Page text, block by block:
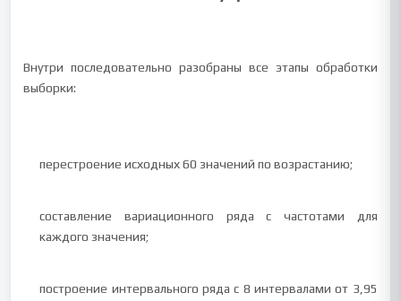
Внутри последовательно разобраны все этапы обработки
выборки:
перестроение исходных 60 значений по возрастанию;
составление вариационного ряда с частотами для
каждого значения;
построение интервального ряда с 8 интервалами от 3,95